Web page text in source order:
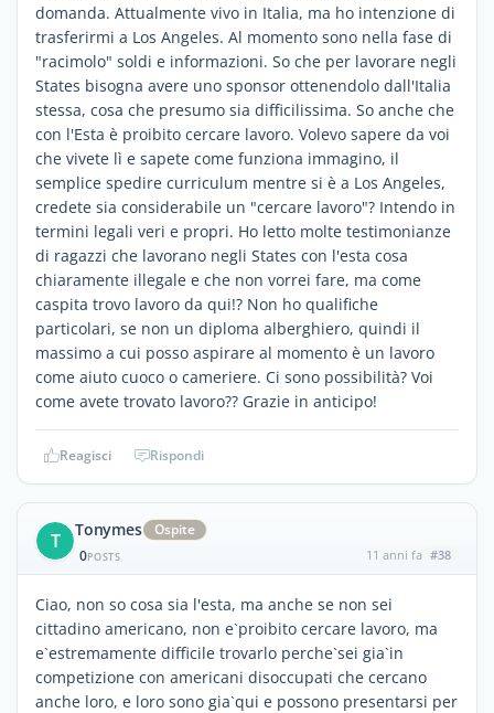
domanda. Attualmente vivo in Italia, ma ho intenzione di
trasferirmi a Los Angeles. Al momento sono nella fase di
"racimolo" soldi e informazioni. So che per lavorare negli
States bisogna avere uno sponsor ottenendolo dall'Italia
stessa, cosa che presumo sia difficilissima. So anche che
con l'Esta è proibito cercare lavoro. Volevo sapere da voi
che vivete lì e sapete come funziona immagino, il
semplice spedire curriculum mentre si è a Los Angeles,
credete sia considerabile un "cercare lavoro"? Intendo in
termini legali veri e propri. Ho letto molte testimonianze
di ragazzi che lavorano negli States con l'esta cosa
chiaramente illegale e che non vorrei fare, ma come
caspita trovo lavoro da qui!? Non ho qualifiche
particolari, se non un diploma alberghiero, quindi il
massimo a cui posso aspirare al momento è un lavoro
come aiuto cuoco o cameriere. Ci sono possibilità? Voi
come avete trovato lavoro?? Grazie in anticipo!
Reagisci Rispondi
T Tonymes
Ospite
0POSTS 11 anni fa #38
Ciao, non so cosa sia l'esta, ma anche se non sei
cittadino americano, non e`proibito cercare lavoro, ma
e`estremamente difficile trovarlo perche`sei gia`in
competizione con americani disoccupati che cercano
anche loro, e loro sono gia`qui e possono presentarsi per